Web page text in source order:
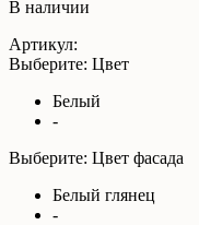
В наличии
Артикул:
Выберите: Цвет
Белый
-
Выберите: Цвет фасада
Белый глянец
-